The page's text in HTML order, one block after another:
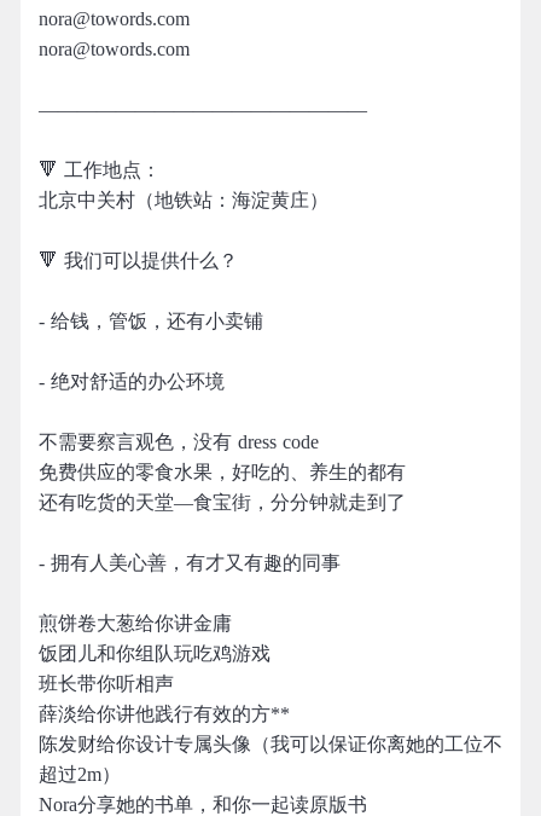
nora@towords.com
nora@towords.com
—————————————————
🔻 工作地点：
北京中关村（地铁站：海淀黄庄）
🔻 我们可以提供什么？
- 给钱，管饭，还有小卖铺
- 绝对舒适的办公环境
不需要察言观色，没有 dress code
免费供应的零食水果，好吃的、养生的都有
还有吃货的天堂—食宝街，分分钟就走到了
- 拥有人美心善，有才又有趣的同事
煎饼卷大葱给你讲金庸
饭团儿和你组队玩吃鸡游戏
班长带你听相声
薛淡给你讲他践行有效的方**
陈发财给你设计专属头像（我可以保证你离她的工位不
超过2m）
Nora分享她的书单，和你一起读原版书